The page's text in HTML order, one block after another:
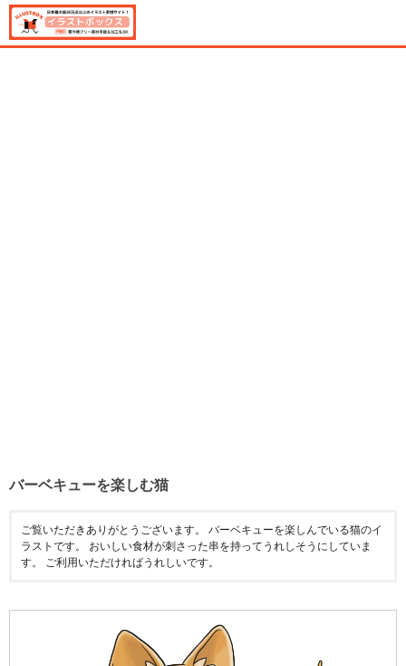
バーベキューを楽しむ猫
ご覧いただきありがとうございます。 バーベキューを楽しんでいる猫のイ
ラストです。 おいしい食材が刺さった串を持ってうれしそうにしていま
す。 ご利用いただければうれしいです。